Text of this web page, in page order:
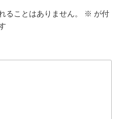
ることはありません。 ※ が付